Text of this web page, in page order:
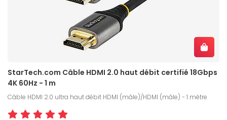
StarTech.com Câble HDMI 2.0 haut débit certifié 18Gbps
4K 60Hz - 1 m
Câble HDMI 2.0 ultra haut débit HDMI (mâle)/HDMI (mâle) - 1 mètre